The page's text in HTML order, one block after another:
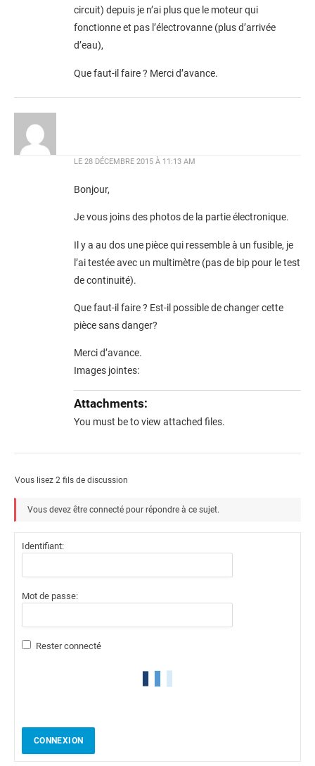
circuit) depuis je n’ai plus que le moteur qui
fonctionne et pas l’électrovanne (plus d’arrivée
d’eau),
Que faut-il faire ? Merci d’avance.
LE 28 DÉCEMBRE 2015 À 11:13 AM
Bonjour,
Je vous joins des photos de la partie électronique.
Il y a au dos une pièce qui ressemble à un fusible, je
l’ai testée avec un multimètre (pas de bip pour le test
de continuité).
Que faut-il faire ? Est-il possible de changer cette
pièce sans danger?
Merci d’avance.
Images jointes:
Attachments:
You must beto view attached files.
Vous lisez 2 fils de discussion
Vous devez être connecté pour répondre à ce sujet.
Identifiant:
Mot de passe:
Rester connecté
CONNEXION